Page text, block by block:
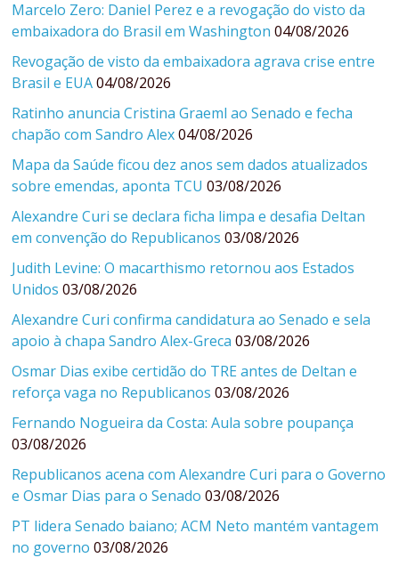
Marcelo Zero: Daniel Perez e a revogação do visto da
embaixadora do Brasil em Washington 04/08/2026
Revogação de visto da embaixadora agrava crise entre
Brasil e EUA 04/08/2026
Ratinho anuncia Cristina Graeml ao Senado e fecha
chapão com Sandro Alex 04/08/2026
Mapa da Saúde ficou dez anos sem dados atualizados
sobre emendas, aponta TCU 03/08/2026
Alexandre Curi se declara ficha limpa e desafia Deltan
em convenção do Republicanos 03/08/2026
Judith Levine: O macarthismo retornou aos Estados
Unidos 03/08/2026
Alexandre Curi confirma candidatura ao Senado e sela
apoio à chapa Sandro Alex-Greca 03/08/2026
Osmar Dias exibe certidão do TRE antes de Deltan e
reforça vaga no Republicanos 03/08/2026
Fernando Nogueira da Costa: Aula sobre poupança
03/08/2026
Republicanos acena com Alexandre Curi para o Governo
e Osmar Dias para o Senado 03/08/2026
PT lidera Senado baiano; ACM Neto mantém vantagem
no governo 03/08/2026